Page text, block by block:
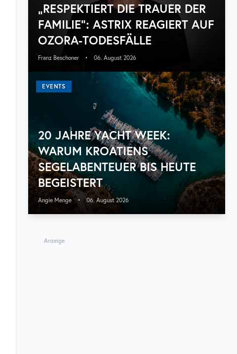
„RESPEKTIERT DIE TRAUER DER
FAMILIE“: ASTRIX REAGIERT AUF
OZORA-TODESFÄLLE
Franz Beschoner • 06. August 2026
EVENTS
20 JAHRE YACHT WEEK:
WARUM KROATIENS
SEGELABENTEUER BIS HEUTE
BEGEISTERT
Angie Menge • 06. August 2026
Anzeige